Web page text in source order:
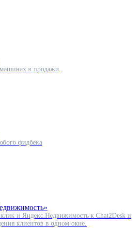
в продажи
фидбека
и Яндекс.Недвижимость к Chat2Desk и
клиентов в одном окне.